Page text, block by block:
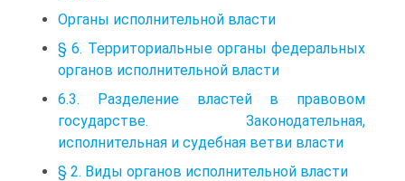
Органы исполнительной власти
§ 6. Территориальные органы федеральных
органов исполнительной власти
6.3. Разделение властей в правовом
государстве. Законодательная,
исполнительная и судебная ветви власти
§ 2. Виды органов исполнительной власти